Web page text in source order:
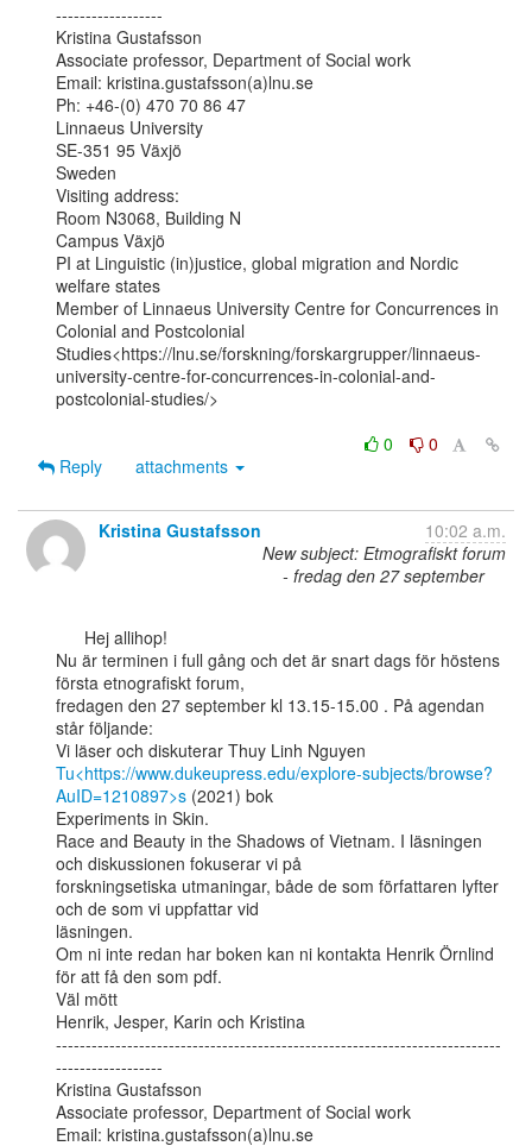
------------------
Kristina Gustafsson
Associate professor, Department of Social work
Email: kristina.gustafsson(a)lnu.se
Ph: +46-(0) 470 70 86 47
Linnaeus University
SE-351 95 Växjö
Sweden
Visiting address:
Room N3068, Building N
Campus Växjö
PI at Linguistic (in)justice, global migration and Nordic
welfare states
Member of Linnaeus University Centre for Concurrences in
Colonial and Postcolonial
Studies<https://lnu.se/forskning/forskargrupper/linnaeus-
university-centre-for-concurrences-in-colonial-and-
postcolonial-studies/>
0
0
Reply
attachments
Kristina Gustafsson
10:02 a.m.
New subject: Etmografiskt forum
- fredag den 27 september
Nu är terminen i full gång och det är snart dags för höstens
första etnografiskt forum,
fredagen den 27 september kl 13.15-15.00 . På agendan
står följande:
Tu<https://www.dukeupress.edu/explore-subjects/browse?
AuID=1210897>s (2021) bok
Experiments in Skin.
Race and Beauty in the Shadows of Vietnam. I läsningen
och diskussionen fokuserar vi på
forskningsetiska utmaningar, både de som författaren lyfter
och de som vi uppfattar vid
läsningen.
Om ni inte redan har boken kan ni kontakta Henrik Örnlind
för att få den som pdf.
Väl mött
Henrik, Jesper, Karin och Kristina
---------------------------------------------------------------------------
------------------
Kristina Gustafsson
Associate professor, Department of Social work
Email: kristina.gustafsson(a)lnu.se